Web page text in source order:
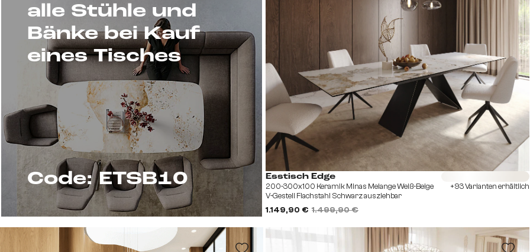
alle Stühle und
Bänke bei Kauf
eines Tisches
Code: ETSB10 Esstisch Edge
200-300x100 Keramik Minas Melange Weiß-Beige
V-Gestell Flachstahl Schwarz ausziehbar
1.149,90 € 1.499,90 €
Sofort versandfertig
+93 Varianten erhältlich